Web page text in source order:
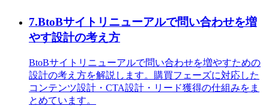
7.BtoBサイトリニューアルで問い合わせを増
やす設計の考え方
BtoBサイトリニューアルで問い合わせを増やすための
設計の考え方を解説します。購買フェーズに対応した
コンテンツ設計・CTA設計・リード獲得の仕組みをま
とめています。